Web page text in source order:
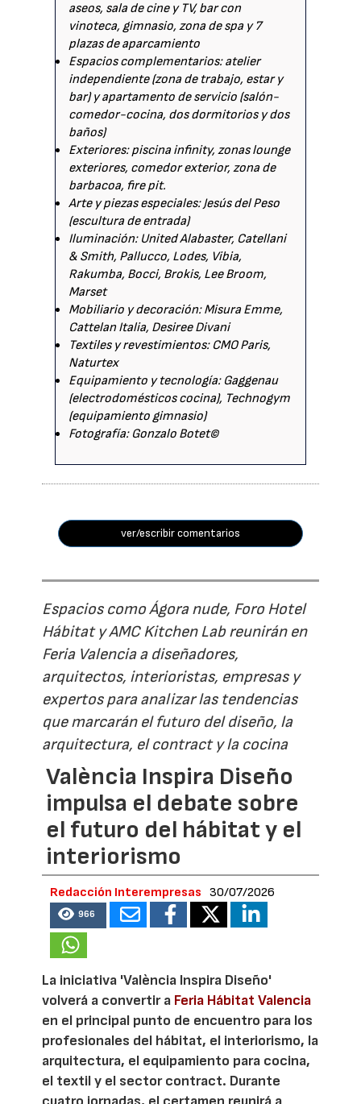
aseos, sala de cine y TV, bar con
vinoteca, gimnasio, zona de spa y 7
plazas de aparcamiento
Espacios complementarios: atelier
independiente (zona de trabajo, estar y
bar) y apartamento de servicio (salón-
comedor-cocina, dos dormitorios y dos
baños)
Exteriores: piscina infinity, zonas lounge
exteriores, comedor exterior, zona de
barbacoa, fire pit.
Arte y piezas especiales: Jesús del Peso
(escultura de entrada)
Iluminación: United Alabaster, Catellani
& Smith, Pallucco, Lodes, Vibia,
Rakumba, Bocci, Brokis, Lee Broom,
Marset
Mobiliario y decoración: Misura Emme,
Cattelan Italia, Desiree Divani
Textiles y revestimientos: CMO Paris,
Naturtex
Equipamiento y tecnología: Gaggenau
(electrodomésticos cocina), Technogym
(equipamiento gimnasio)
Fotografía: Gonzalo Botet©
ver/escribir comentarios
Espacios como Ágora nude, Foro Hotel
Hábitat y AMC Kitchen Lab reunirán en
Feria Valencia a diseñadores,
arquitectos, interioristas, empresas y
expertos para analizar las tendencias
que marcarán el futuro del diseño, la
arquitectura, el contract y la cocina
València Inspira Diseño
impulsa el debate sobre
el futuro del hábitat y el
interiorismo
Redacción Interempresas 30/07/2026
966
La iniciativa 'València Inspira Diseño'
volverá a convertir a Feria Hábitat Valencia
en el principal punto de encuentro para los
profesionales del hábitat, el interiorismo, la
arquitectura, el equipamiento para cocina,
el textil y el sector contract. Durante